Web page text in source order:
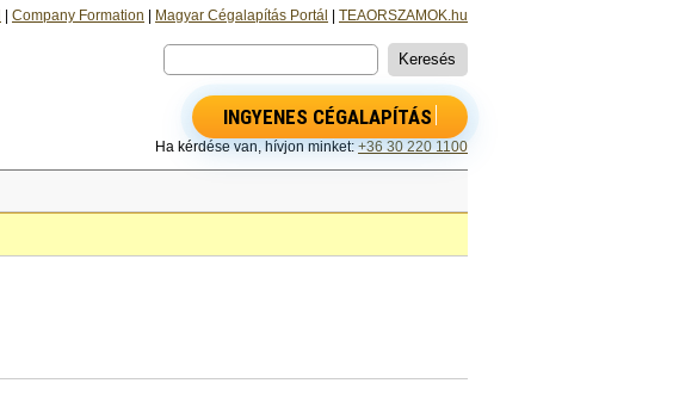
Company Formation Magyar Cégalapítás Portál TEAORSZAMOK.hu
INGYENES CÉGALAPÍTÁS
Ha kérdése van, hívjon minket: +36 30 220 1100